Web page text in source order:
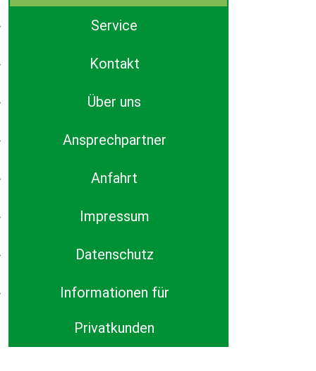
Service
Kontakt
Über uns
Ansprechpartner
Anfahrt
Impressum
Datenschutz
Informationen für
Privatkunden